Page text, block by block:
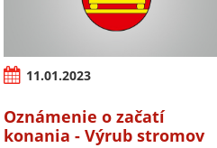
11.01.2023
Oznámenie o začatí
konania - Výrub stromov